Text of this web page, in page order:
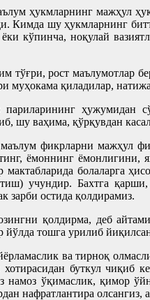
ҳукмларнинг мажҳул
Кимда шу ҳукмларнинг
кўпинча, ноқулай
тўғри, рост маълумотлар
муҳокама қиладилар,
шу ваҳима, қўрқувдан
фикрларни мажҳул
ёмоннинг
болаларга
учундир. Бахтга
зарби остида қолдирамиз.
қолдирма, деб
йўлда тошга урилиб
ва тирноқ
буткул
ўқимаслик, қимор
нафратлантира